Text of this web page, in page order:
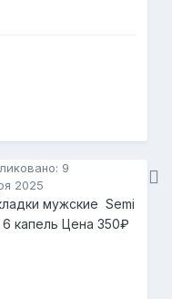
9
2025
мужские Semi
6 капель Цена 350₽